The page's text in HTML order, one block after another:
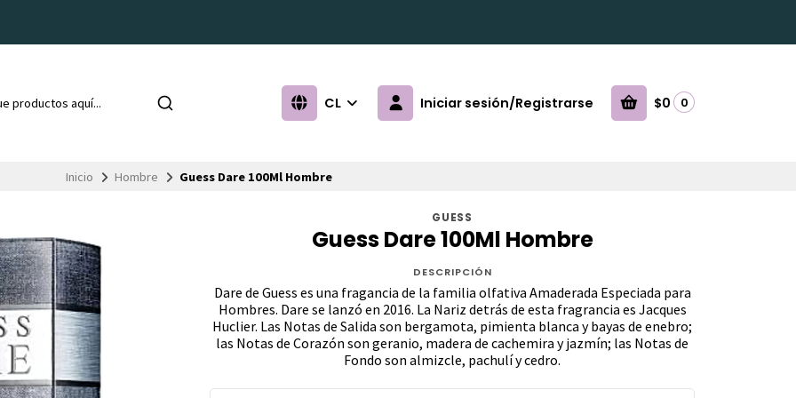
CL Iniciar sesión/Registrarse $0 0
Inicio Hombre Guess Dare 100Ml Hombre
GUESS
Guess Dare 100Ml Hombre
DESCRIPCIÓN
Dare de Guess es una fragancia de la familia olfativa Amaderada Especiada para
Hombres. Dare se lanzó en 2016. La Nariz detrás de esta fragrancia es Jacques
Huclier. Las Notas de Salida son bergamota, pimienta blanca y bayas de enebro;
las Notas de Corazón son geranio, madera de cachemira y jazmín; las Notas de
Fondo son almizcle, pachulí y cedro.